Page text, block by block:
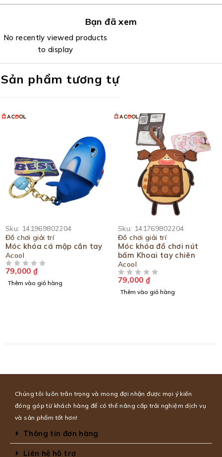
Bạn đã xem
No recently viewed products
to display
Sản phẩm tương tự
Sku: 141969802204
Đồ chơi giải trí
Móc khóa cá mập cắn tay
Acool
79,000 ₫
Thêm vào giỏ hàng
Sku: 141769802204
Đồ chơi giải trí
Móc khóa đồ chơi nút
bấm Khoai tay chiên
Acool
79,000 ₫
Thêm vào giỏ hàng
Chúng tôi luôn trân trọng và mong đợi nhận được mọi ý kiến
đóng góp từ khách hàng để có thể nâng cấp trải nghiệm dịch vụ
và sản phẩm tốt hơn!
Thông tin đơn hàng
Liên hệ hỗ trợ